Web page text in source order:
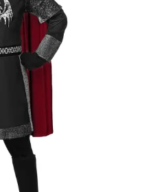
Egyéb
csak minőségi
probléma esetén
tudjuk átvállalni.
Tájékoztatjuk